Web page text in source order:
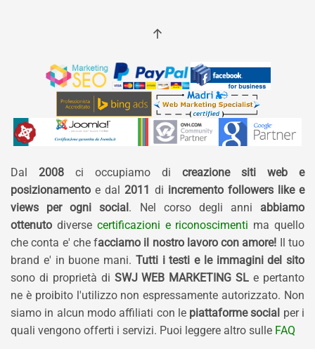
Dal 2008 ci occupiamo di creazione siti web e
posizionamento e dal 2011 di incremento followers like e
views per ogni social. Nel corso degli anni abbiamo
ottenuto diverse certificazioni e riconoscimenti ma quello
che conta e' che facciamo il nostro lavoro con amore! Il tuo
brand e' in buone mani. Tutti i testi e le immagini del sito
sono di proprietà di SWJ WEB MARKETING SL e pertanto
ne è proibito l'utilizzo non espressamente autorizzato. Non
siamo in alcun modo affiliati con le piattaforme social per i
quali vengono offerti i servizi. Puoi leggere altro sulle FAQ